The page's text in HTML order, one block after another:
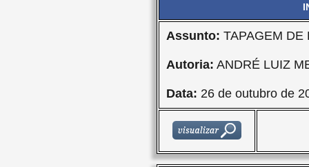
Assunto: TAPAGEM DE
Autoria: ANDRÉ LUIZ
Data: 26 de outubro de